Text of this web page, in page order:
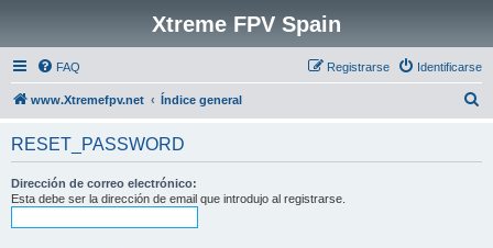
Xtreme FPV Spain
FAQ Identificarse
Registrarse
www.Xtremefpv.net Índice general
RESET_PASSWORD
Dirección de correo electrónico:
Esta debe ser la dirección de email que introdujo al registrarse.